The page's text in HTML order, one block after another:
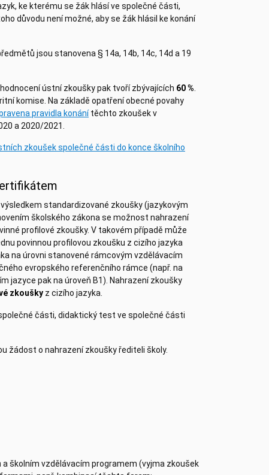
ke kterému se žák hlásí ve společné části,
důvodu není možné, aby se žák hlásil ke konání
jsou stanovena § 14a, 14b, 14c, 14d a 19
ústní zkoušky pak tvoří zbývajících 60 %
komise. Na základě opatření obecné povahy
pravidla konánítěchto zkoušek v
a 2020/2021.
zkoušek společné části do konce školního
standardizované zkoušky (jazykovým
školského zákona se možnost nahrazení
profilové zkoušky. V takovém případě může
povinnou profilovou zkoušku z cizího jazyka
na úrovni stanovené rámcovým vzdělávacím
evropského referenčního rámce (např. na
jazyce pak na úroveň B1). Nahrazení zkoušky
zkoušky z cizího jazyka.
části, didaktický test ve společné části
žádost o nahrazení zkoušky řediteli školy.
školním vzdělávacím programem (vyjma zkoušek